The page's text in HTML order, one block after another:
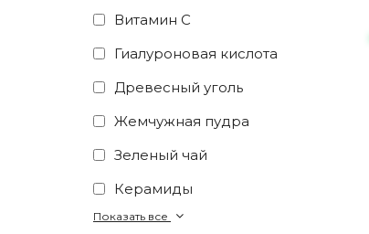
Витамин С
Гиалуроновая кислота
Древесный уголь
Жемчужная пудра
Зеленый чай
Керамиды
Показать все